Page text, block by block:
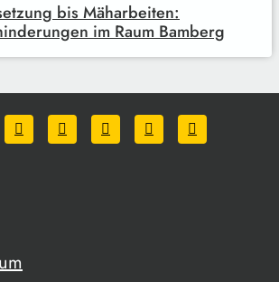
bis Mäharbeiten:
im Raum Bamberg